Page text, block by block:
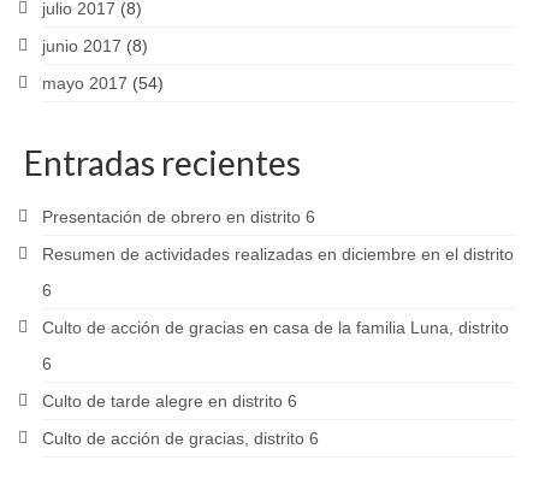
julio 2017 (8)
junio 2017 (8)
mayo 2017 (54)
Entradas recientes
Presentación de obrero en distrito 6
Resumen de actividades realizadas en diciembre en el distrito
6
Culto de acción de gracias en casa de la familia Luna, distrito
6
Culto de tarde alegre en distrito 6
Culto de acción de gracias, distrito 6